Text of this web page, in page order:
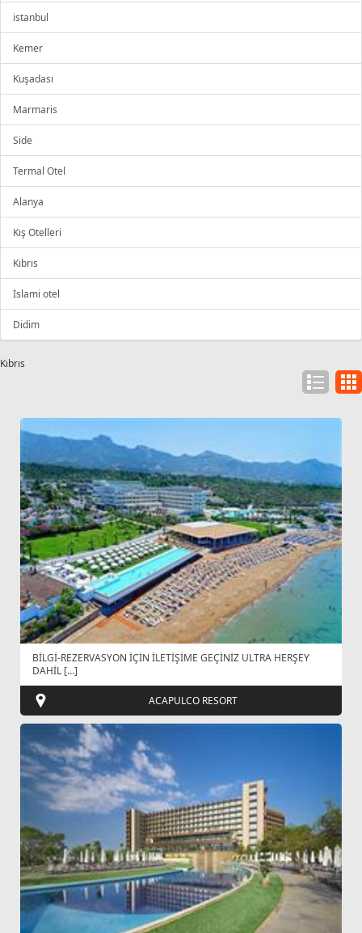
istanbul
Kemer
Kuşadası
Marmaris
Side
Termal Otel
Alanya
Kış Otelleri
Kıbrıs
İslami otel
Didim
Kıbrıs
BİLGİ-REZERVASYON İÇİN İLETİŞİME GEÇİNİZ ULTRA HERŞEY
DAHİL […]
ACAPULCO RESORT